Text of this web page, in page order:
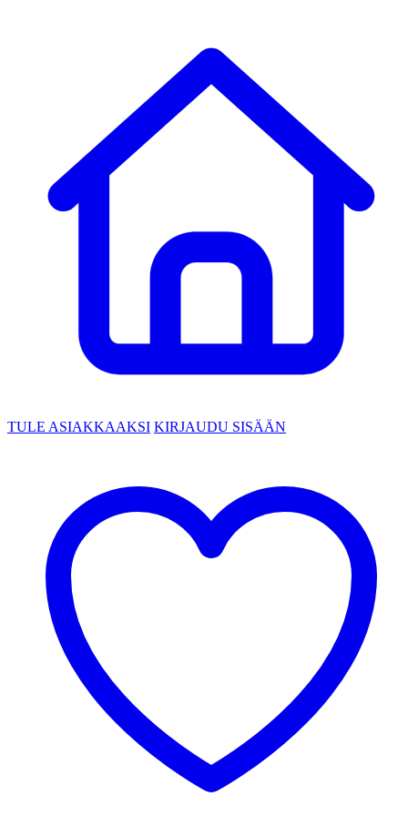
TULE ASIAKKAAKSI KIRJAUDU SISÄÄN